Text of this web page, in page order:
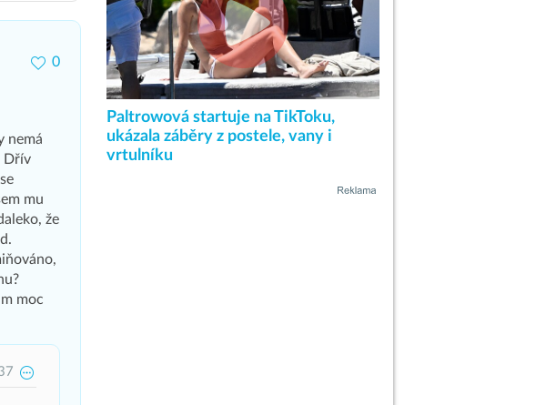
0
nemá
Dřív
mu
že
moc
Paltrowová startuje na TikToku,
ukázala záběry z postele, vany i
vrtulníku